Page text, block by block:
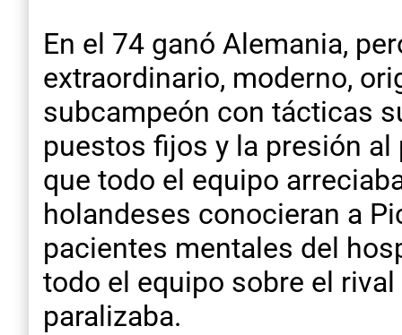
En el 74 ganó Alemania,
extraordinario, moderno,
subcampeón con tácticas
puestos fijos y la presión al
que todo el equipo
holandeses conocieran a
pacientes mentales del
todo el equipo sobre el
paralizaba.